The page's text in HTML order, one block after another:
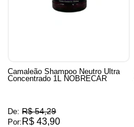
Camaleão Shampoo Neutro Ultra
Concentrado 1L NOBRECAR
De: R$ 54,29
Por: R$ 43,90